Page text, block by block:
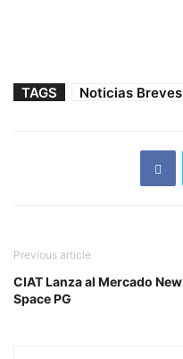
TAGS Noticias Breves
Previous article
CIAT Lanza al Mercado New
Space PG